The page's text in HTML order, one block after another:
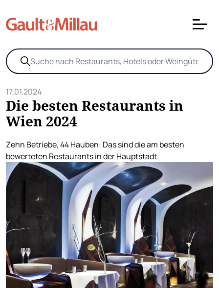
17.01.2024
Die besten Restaurants in
Wien 2024
Zehn Betriebe, 44 Hauben: Das sind die am besten
bewerteten Restaurants in der Hauptstadt.